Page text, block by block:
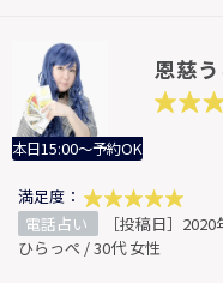
本日15:00～予約OK
恩慈
満足度：
電話占い
［投稿日］
ひらっぺ / 30代 女性